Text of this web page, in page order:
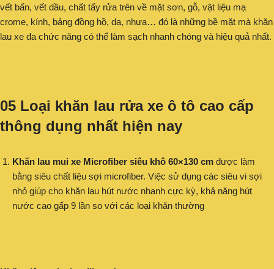
vết bẩn, vết dầu, chất tẩy rửa trên về mặt sơn, gỗ, vật liệu mạ
crome, kính, bảng đồng hồ, da, nhựa… đó là những bề mặt mà khăn
lau xe đa chức năng có thể làm sạch nhanh chóng và hiệu quả nhất.
05 Loại khăn lau rửa xe ô tô cao cấp
thông dụng nhất hiện nay
Khăn lau mui xe Microfiber siêu khô 60×130 cm được làm
bằng siêu chất liệu sợi microfiber. Việc sử dụng các siêu vi sợi
nhỏ giúp cho khăn lau hút nước nhanh cực kỳ, khả năng hút
nước cao gấp 9 lần so với các loại khăn thường